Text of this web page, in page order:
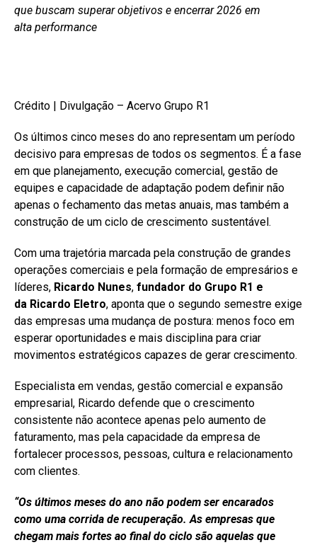
que buscam superar objetivos e encerrar 2026 em
alta performance
Crédito | Divulgação – Acervo Grupo R1
Os últimos cinco meses do ano representam um período
decisivo para empresas de todos os segmentos. É a fase
em que planejamento, execução comercial, gestão de
equipes e capacidade de adaptação podem definir não
apenas o fechamento das metas anuais, mas também a
construção de um ciclo de crescimento sustentável.
Com uma trajetória marcada pela construção de grandes
operações comerciais e pela formação de empresários e
líderes, Ricardo Nunes, fundador do Grupo R1 e
da Ricardo Eletro, aponta que o segundo semestre exige
das empresas uma mudança de postura: menos foco em
esperar oportunidades e mais disciplina para criar
movimentos estratégicos capazes de gerar crescimento.
Especialista em vendas, gestão comercial e expansão
empresarial, Ricardo defende que o crescimento
consistente não acontece apenas pelo aumento de
faturamento, mas pela capacidade da empresa de
fortalecer processos, pessoas, cultura e relacionamento
com clientes.
“Os últimos meses do ano não podem ser encarados
como uma corrida de recuperação. As empresas que
chegam mais fortes ao final do ciclo são aquelas que